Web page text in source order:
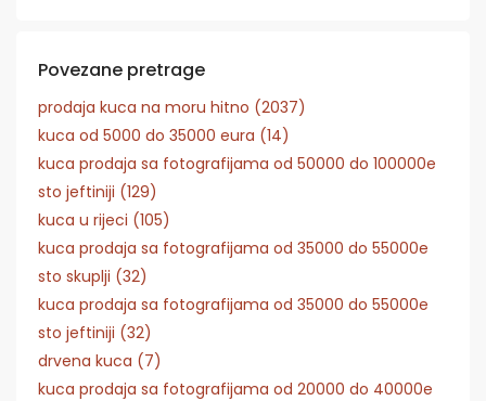
Povezane pretrage
prodaja kuca na moru hitno (2037)
kuca od 5000 do 35000 eura (14)
kuca prodaja sa fotografijama od 50000 do 100000e
sto jeftiniji (129)
kuca u rijeci (105)
kuca prodaja sa fotografijama od 35000 do 55000e
sto skuplji (32)
kuca prodaja sa fotografijama od 35000 do 55000e
sto jeftiniji (32)
drvena kuca (7)
kuca prodaja sa fotografijama od 20000 do 40000e